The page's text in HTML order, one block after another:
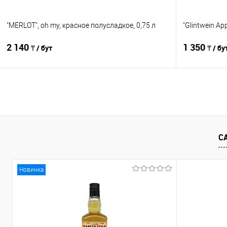
"MERLOT", oh my, красное полусладкое, 0,75 л
2 140 ₸ / бут
Сравнение
"Glintwein
1 350 ₸ /
Сравнение
В
Новинка